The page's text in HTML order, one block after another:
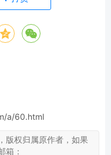
a/60.html
版权归属原作者，如果
箱：